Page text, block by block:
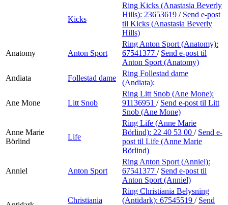
Kicks
Ring Kicks (Anastasia Beverly
Hills): 23653619 / Send e-post
til Kicks (Anastasia Beverly
Hills)
Anatomy Anton Sport
Ring Anton Sport (Anatomy):
67541377 / Send e-post til
Anton Sport (Anatomy)
Andiata
Follestad dame
Ring Follestad dame
(Andiata):
Ane Mone Litt Snob
Ring Litt Snob (Ane Mone):
91136951 / Send e-post til Litt
Snob (Ane Mone)
Anne Marie
Börlind
Life
Ring Life (Anne Marie
Börlind): 22 40 53 00 / Send e-
post til Life (Anne Marie
Börlind)
Anniel Anton Sport
Ring Anton Sport (Anniel):
67541377 / Send e-post til
Anton Sport (Anniel)
Christiania
Ring Christiania Belysning
(Antidark): 67545519 / Send